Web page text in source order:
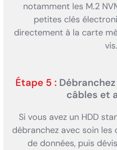
notamment les M.2
petites clés
directement à la carte
vis.
Étape 5 :
câbles et
Si vous avez un HDD
débranchez avec soin les
de données, puis